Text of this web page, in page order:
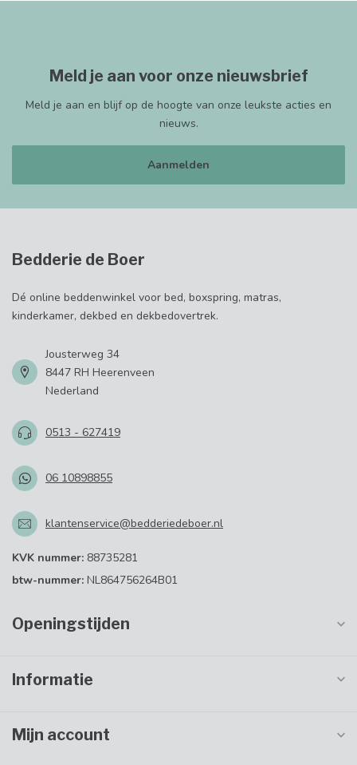
Meld je aan voor onze nieuwsbrief
Meld je aan en blijf op de hoogte van onze leukste acties en
nieuws.
Aanmelden
Bedderie de Boer
Dé online beddenwinkel voor bed, boxspring, matras,
kinderkamer, dekbed en dekbedovertrek.
Jousterweg 34
8447 RH Heerenveen
Nederland
0513 - 627419
06 10898855
klantenservice@bedderiedeboer.nl
KVK nummer: 88735281
btw-nummer: NL864756264B01
Openingstijden
Informatie
Mijn account